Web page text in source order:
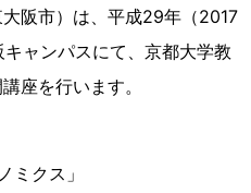
阪市）は、平成29年（2017
ャンパスにて、京都大学教
座を行います。
ミクス」